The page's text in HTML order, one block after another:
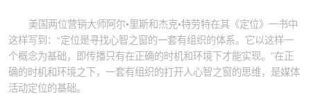
美国两位营销大师阿尔•里斯和杰克•特劳特在其《定位》一书中
这样写到：“定位是寻找心智之窗的一套有组织的体系。它以这样一
个概念为基础，即传播只有在正确的时机和环境下才能实现。”在正
确的时机和环境之下，一套有组织的打开人心智之窗的思维，是媒体
活动定位的基础。